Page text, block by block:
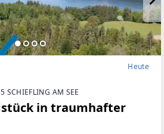
Heute
SCHIEFLING AM SEE
in traumhafter